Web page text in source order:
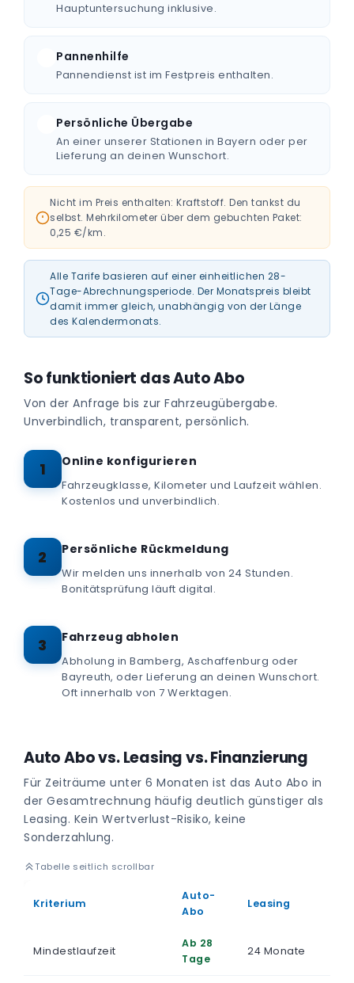
Hauptuntersuchung inklusive.
Pannenhilfe
Pannendienst ist im Festpreis enthalten.
Persönliche Übergabe
An einer unserer Stationen in Bayern oder per
Lieferung an deinen Wunschort.
Nicht im Preis enthalten: Kraftstoff. Den tankst du
selbst. Mehrkilometer über dem gebuchten Paket:
0,25 €/km.
Alle Tarife basieren auf einer einheitlichen 28-
Tage-Abrechnungsperiode. Der Monatspreis bleibt
damit immer gleich, unabhängig von der Länge
des Kalendermonats.
So funktioniert das Auto Abo
Von der Anfrage bis zur Fahrzeugübergabe.
Unverbindlich, transparent, persönlich.
1 Online konfigurieren
Fahrzeugklasse, Kilometer und Laufzeit wählen.
Kostenlos und unverbindlich.
2 Persönliche Rückmeldung
Wir melden uns innerhalb von 24 Stunden.
Bonitätsprüfung läuft digital.
3 Fahrzeug abholen
Abholung in Bamberg, Aschaffenburg oder
Bayreuth, oder Lieferung an deinen Wunschort.
Oft innerhalb von 7 Werktagen.
Auto Abo vs. Leasing vs. Finanzierung
Für Zeiträume unter 6 Monaten ist das Auto Abo in
der Gesamtrechnung häufig deutlich günstiger als
Leasing. Kein Wertverlust-Risiko, keine
Sonderzahlung.
Tabelle seitlich scrollbar
Kriterium
Auto-
Abo
Leasing
Mindestlaufzeit
Ab 28
Tage
24 Monate